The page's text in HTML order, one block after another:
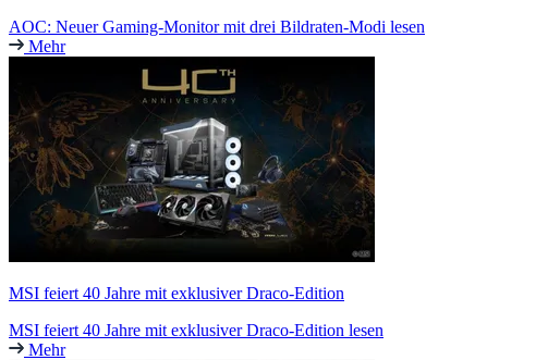
AOC: Neuer Gaming-Monitor mit drei Bildraten-Modi lesen
Mehr
MSI feiert 40 Jahre mit exklusiver Draco-Edition
MSI feiert 40 Jahre mit exklusiver Draco-Edition lesen
Mehr